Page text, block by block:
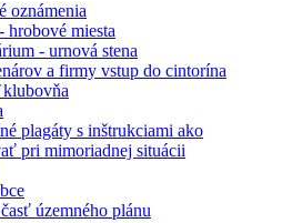
oznámenia
hrobové miesta
- urnová stena
a firmy vstup do cintorína
plagáty s inštrukciami ako
pri mimoriadnej situácii
územného plánu